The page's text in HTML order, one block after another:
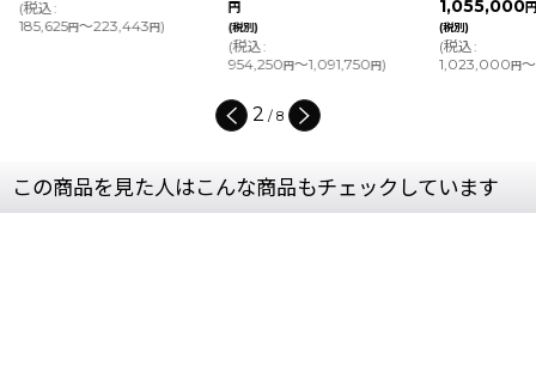
円) (税別)
～1,091,750 円)
1,023,000
～1,160,500円)
3 / 8
この商品を見た人はこんな商品もチェックしています